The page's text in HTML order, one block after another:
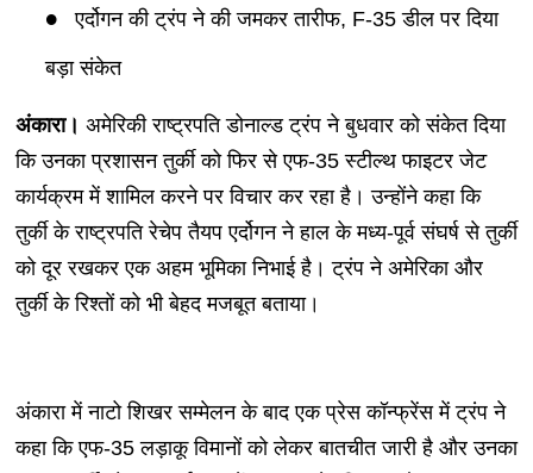
एर्दोगन की ट्रंप ने की जमकर तारीफ, F-35 डील पर दिया
बड़ा संकेत
अंकारा। अमेरिकी राष्ट्रपति डोनाल्ड ट्रंप ने बुधवार को संकेत दिया
कि उनका प्रशासन तुर्की को फिर से एफ-35 स्टील्थ फाइटर जेट
कार्यक्रम में शामिल करने पर विचार कर रहा है। उन्होंने कहा कि
तुर्की के राष्ट्रपति रेचेप तैयप एर्दोगन ने हाल के मध्य-पूर्व संघर्ष से तुर्की
को दूर रखकर एक अहम भूमिका निभाई है। ट्रंप ने अमेरिका और
तुर्की के रिश्तों को भी बेहद मजबूत बताया।
अंकारा में नाटो शिखर सम्मेलन के बाद एक प्रेस कॉन्फ्रेंस में ट्रंप ने
कहा कि एफ-35 लड़ाकू विमानों को लेकर बातचीत जारी है और उनका